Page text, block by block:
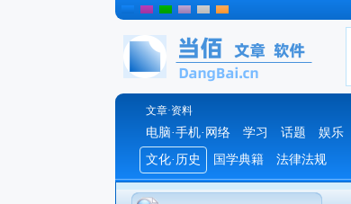
文章·资料
电脑·手机·网络 学习 话题 娱乐
文化·历史
国学典籍 法律法规